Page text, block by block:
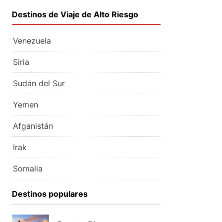
Destinos de Viaje de Alto Riesgo
Venezuela
Siria
Sudán del Sur
Yemen
Afganistán
Irak
Somalia
Destinos populares